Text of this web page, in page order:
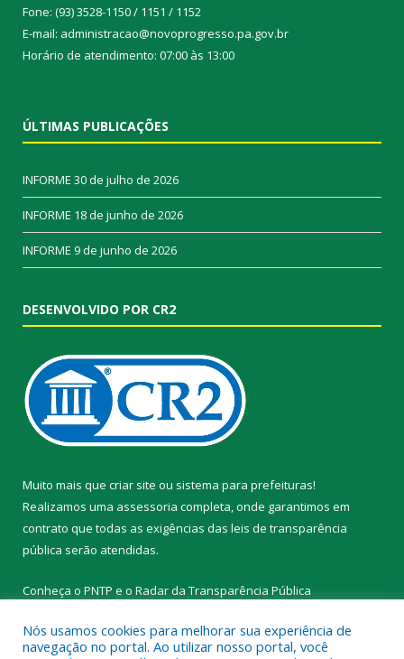
Fone: (93) 3528-1150 / 1151 / 1152
E-mail: administracao@novoprogresso.pa.gov.br
Horário de atendimento: 07:00 às 13:00
ÚLTIMAS PUBLICAÇÕES
INFORME 30 de julho de 2026
INFORME 18 de junho de 2026
INFORME 9 de junho de 2026
DESENVOLVIDO POR CR2
Muito mais que criar site ou sistema para prefeituras!
Realizamos uma assessoria completa, onde garantimos em
contrato que todas as exigências das leis de transparência
pública serão atendidas.
Conheça o PNTP e o Radar da Transparência Pública
Nós usamos cookies para melhorar sua experiência de
navegação no portal. Ao utilizar nosso portal, você